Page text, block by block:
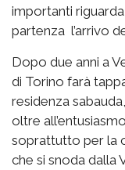
importanti
partenza l’arrivo
Dopo due anni a
di Torino farà
residenza
oltre
soprattutto per la
che si snoda dalla